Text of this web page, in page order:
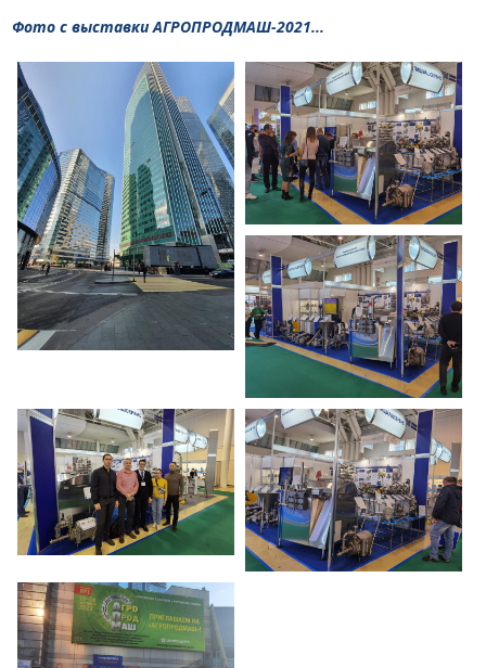
Фото с выставки АГРОПРОДМАШ-2021...